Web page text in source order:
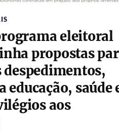
eleitoral
propostas
educação, saúde
aos